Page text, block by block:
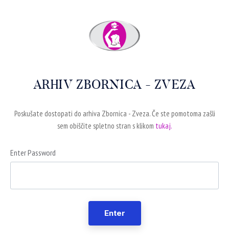
ARHIV ZBORNICA - ZVEZA
Poskušate dostopati do arhiva Zbornica - Zveza. Če ste pomotoma zašli
sem obiščite spletno stran s klikom tukaj.
Enter Password
Enter